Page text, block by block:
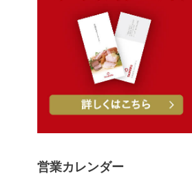
営業カレンダー